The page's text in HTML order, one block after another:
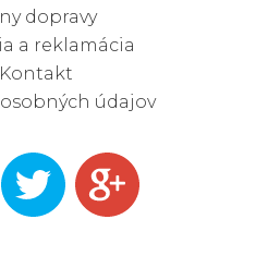
dopravy
a reklamácia
Kontakt
údajov